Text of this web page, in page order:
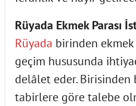
Rüyada Ekmek Parası
Rüyada birinden ekmek
geçim hususunda
delâlet eder. Birisinden
tabirlere göre talebe